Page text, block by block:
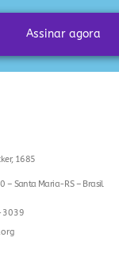
Assinar agora
1685
– Santa Maria-RS – Brasil